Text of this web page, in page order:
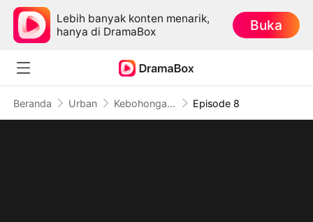
Lebih banyak konten menarik,
hanya di DramaBox
Buka
Beranda Urban Kebohongan yang Terungkap Episode 8